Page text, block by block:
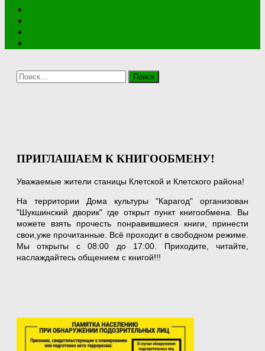
Найти:
ПРИГЛАШАЕМ К КНИГООБМЕНУ!
Уважаемые жители станицы Клетской и Клетского района!
На территории Дома культуры "Карагод" организован
"Шукшинский дворик" где открыт пункт книгообмена. Вы
можете взять прочесть понравившиеся книги, принести
свои,уже прочитанные. Всё проходит в свободном режиме.
Мы открыты с 08:00 до 17:00. Приходите, читайте,
наслаждайтесь общением с книгой!!!